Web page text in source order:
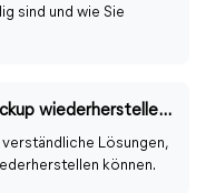
sind und wie Sie
Wie kann ich neues iPhone aus Backup wiederherstellen?
Lösungen,
können.